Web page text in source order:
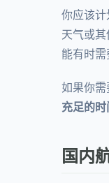
你应该计
天气或
能有时需
如果你需
充足的时
国内